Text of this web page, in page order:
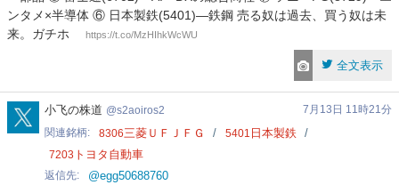
ンタメ×半導体 ⑥ 日本製鉄(5401)―鉄鋼 売る奴は過去、買う奴は未
来。ガチホ
https://t.co/MzHIhkWcWU
全文表示
s2aoiros2
小飞の株道 s2aoiros2
7月13日 11時21分
関連銘柄
8306三菱ＵＦＪＦＧ 5401 日本製鉄
7203 トヨタ自動車
返信先 @egg50688760